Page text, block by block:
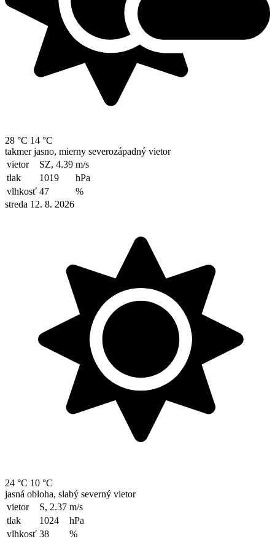
28 °C 14 °C
takmer jasno, mierny severozápadný vietor
vietor
SZ, 4.39 m/s
tlak
1019
hPa
vlhkosť 47
%
streda 12. 8. 2026
24 °C 10 °C
jasná obloha, slabý severný vietor
vietor
S, 2.37 m/s
tlak
1024
hPa
vlhkosť 38 %